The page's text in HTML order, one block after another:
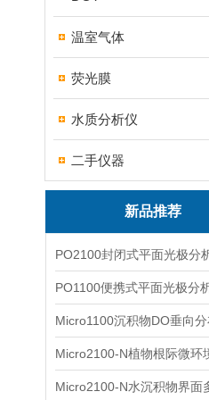
温室气体
荧光膜
水质分析仪
二手仪器
新品推荐